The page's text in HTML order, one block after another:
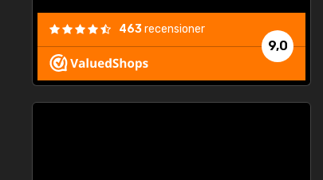
9,0
463recensioner